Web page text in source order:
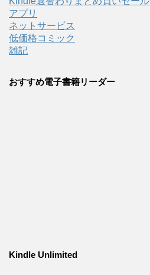
アプリ
ネットサービス
低価格コミック
雑記
おすすめ電子書籍リーダー
Kindle Unlimited